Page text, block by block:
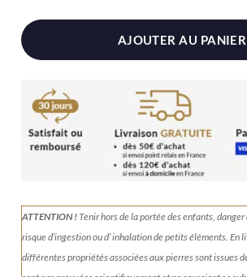
AJOUTER AU PANIER
ATTENTION !Tenirhors de la portée des enfants,
risque d’ingestion ou d’ inhalation de petits éléments.En
différentes propriétés associées aux pierres sont issues